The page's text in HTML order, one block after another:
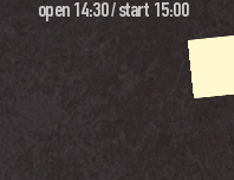
open 14:30 / start 15:00